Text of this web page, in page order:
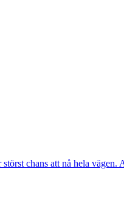
chans att nå hela